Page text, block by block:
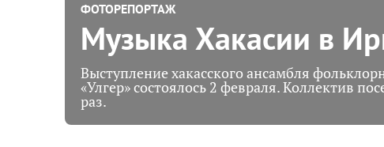
ФОТОРЕПОРТАЖ
Музыка Хакасии в
Выступление хакасского ансамбля
«Улгер» состоялось 2 февраля. Коллектив
раз.